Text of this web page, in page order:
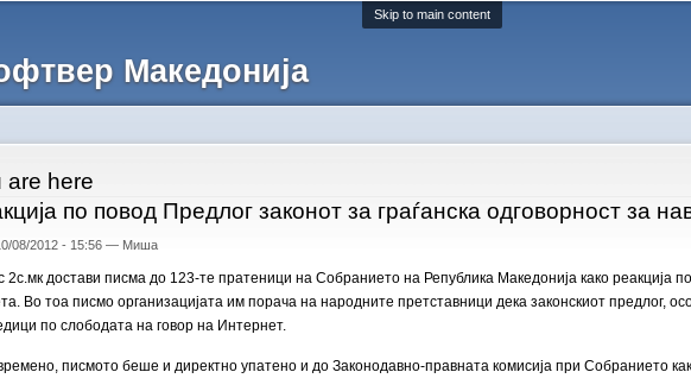
Skip to main content
Македонија
are here
по повод Предлог законот за граѓанска одговорност за
08/2012 - 15:56 — Миша
2с.мк достави писма до 123-те пратеници на Собранието на Република Македонија како реакција
Во тоа писмо организацијата им порача на народните претставници дека законскиот предлог,
по слободата на говор на Интернет.
писмото беше и директно упатено и до Законодавно-правната комисија при Собранието